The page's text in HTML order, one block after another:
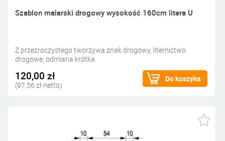
Szablon malarski drogowy wysokość 160cm litera U
Z przezroczystego tworzywa znak drogowy, liternictwo
drogowe, odmiana krótka.
120,00 zł
(97,56 zł netto)
Do koszyka